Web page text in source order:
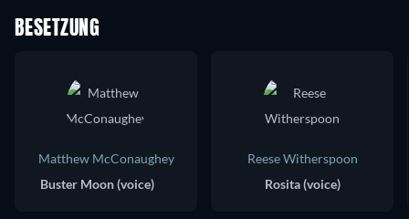
BESETZUNG
Matthew McConaughey
Buster Moon (voice)
Reese Witherspoon
Rosita (voice)